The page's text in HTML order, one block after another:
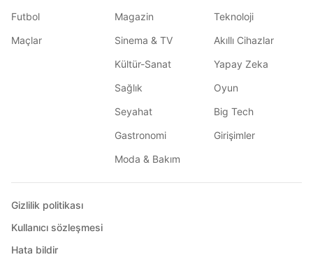
Futbol
Maçlar
Magazin
Sinema & TV
Kültür-Sanat
Sağlık
Seyahat
Gastronomi
Moda & Bakım
Teknoloji
Akıllı Cihazlar
Yapay Zeka
Oyun
Big Tech
Girişimler
Gizlilik politikası
Kullanıcı sözleşmesi
Hata bildir